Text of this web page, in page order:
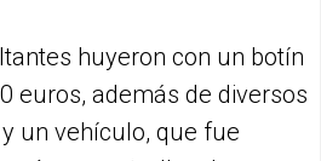
huyeron con un botín
euros, además de diversos
un vehículo, que fue